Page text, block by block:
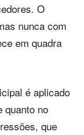
O
nunca com
em quadra
é aplicado
quanto no
que